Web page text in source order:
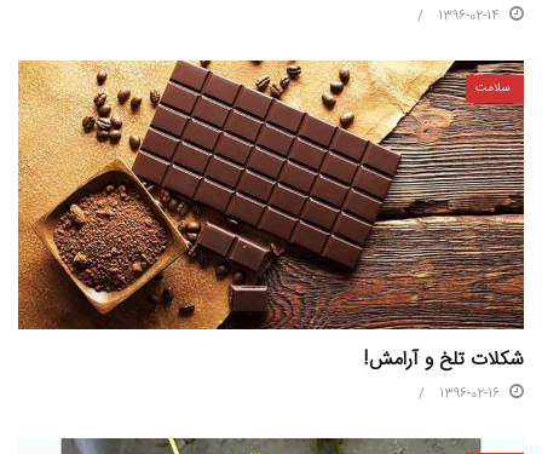
1396-02-14
سلامت
شکلات تلخ و آرامش!
1396-02-16